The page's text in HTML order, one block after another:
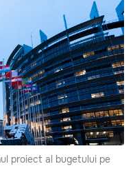
proiect al bugetului pe